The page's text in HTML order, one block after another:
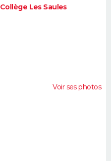
Collège Les Saules
Voir ses photos